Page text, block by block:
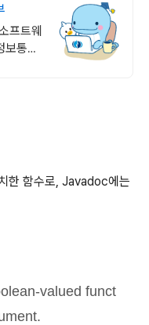
프트웨
통신
함수로, Javadoc에는
valued funct